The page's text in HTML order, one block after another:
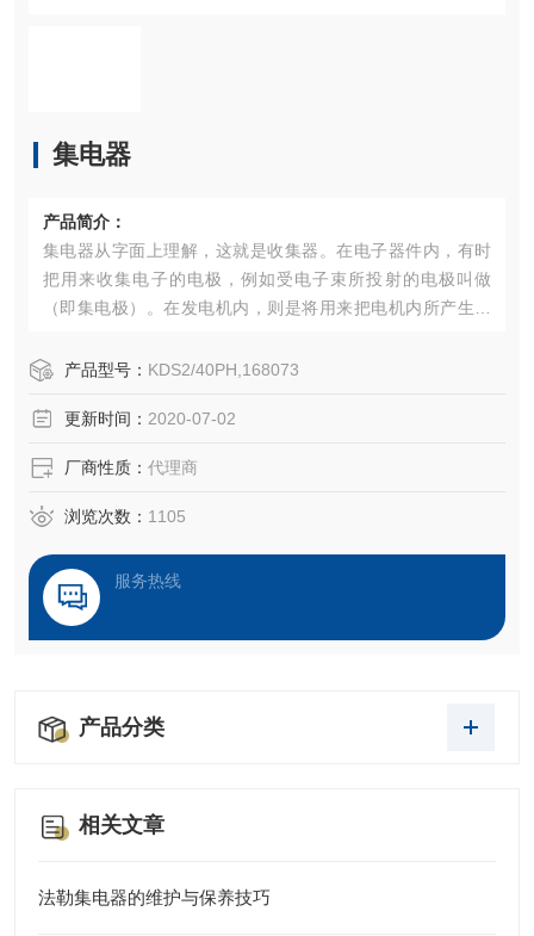
集电器
产品简介：
集电器从字面上理解，这就是收集器。在电子器件内，有时
把用来收集电子的电极，例如受电子束所投射的电极叫做
（即集电极）。在发电机内，则是将用来把电机内所产生的
的电流的装置叫做
产品型号： KDS2/40PH,168073
更新时间： 2020-07-02
厂商性质： 代理商
浏览次数： 1105
服务热线
产品分类
相关文章
法勒集电器的维护与保养技巧